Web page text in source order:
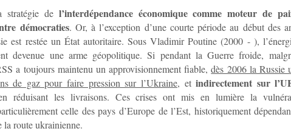
stratégie de l’interdépendance économique comme moteur de
démocraties. Or, à l’exception d’une courte période au début des
est restée un État autoritaire. Sous Vladimir Poutine (2000 - ),
devenue une arme géopolitique. Si pendant la Guerre froide,
a toujours maintenu un approvisionnement fiable,dès 2006 la Russie
de gaz pour faire pression sur l’Ukraine, etindirectement sur
réduisant les livraisons. Ces crises ont mis en lumière la
celle des pays d’Europe de l’Est, historiquement
la route ukrainienne.